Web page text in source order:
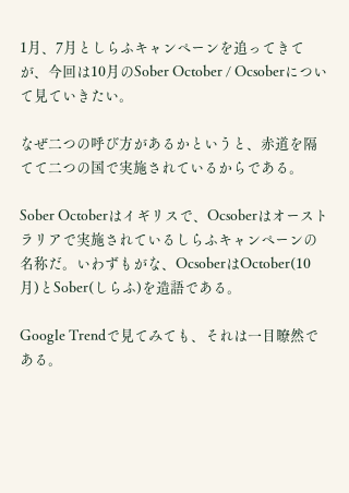
1月、7月としらふキャンペーンを追ってきて
が、今回は10月のSober October / Ocsoberについ
て見ていきたい。
なぜ二つの呼び方があるかというと、赤道を隔
てて二つの国で実施されているからである。
Sober Octoberはイギリスで、Ocsoberはオースト
ラリアで実施されているしらふキャンペーンの
名称だ。いわずもがな、OcsoberはOctober(10
月)とSober(しらふ)を造語である。
Google Trendで見てみても、それは一目瞭然で
ある。